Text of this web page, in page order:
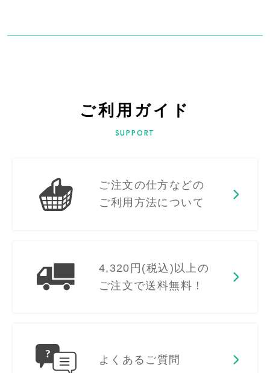
ご利用ガイド
SUPPORT
ご注文の仕方などの
ご利用方法について
4,320円(税込)以上の
ご注文で送料無料！
よくあるご質問